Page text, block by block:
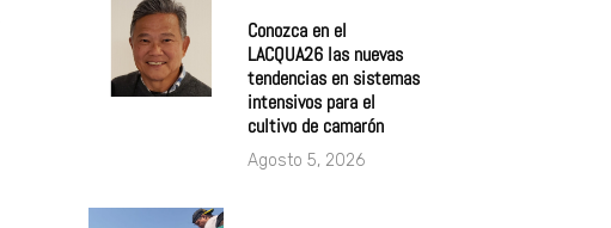
Conozca en el
LACQUA26 las nuevas
tendencias en sistemas
intensivos para el
cultivo de camarón
Agosto 5, 2026